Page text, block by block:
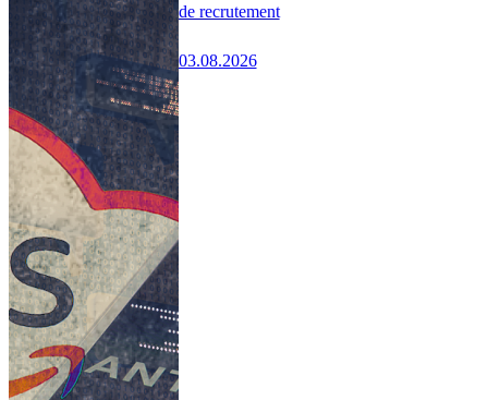
de recrutement
03.08.2026